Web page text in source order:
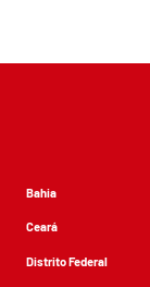
Bahia
Ceará
Distrito Federal